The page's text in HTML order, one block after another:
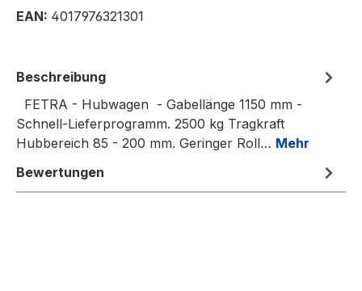
EAN: 4017976321301
Beschreibung
FETRA - Hubwagen - Gabellänge 1150 mm -
Schnell-Lieferprogramm. 2500 kg Tragkraft
Hubbereich 85 - 200 mm. Geringer Roll… Mehr
Bewertungen